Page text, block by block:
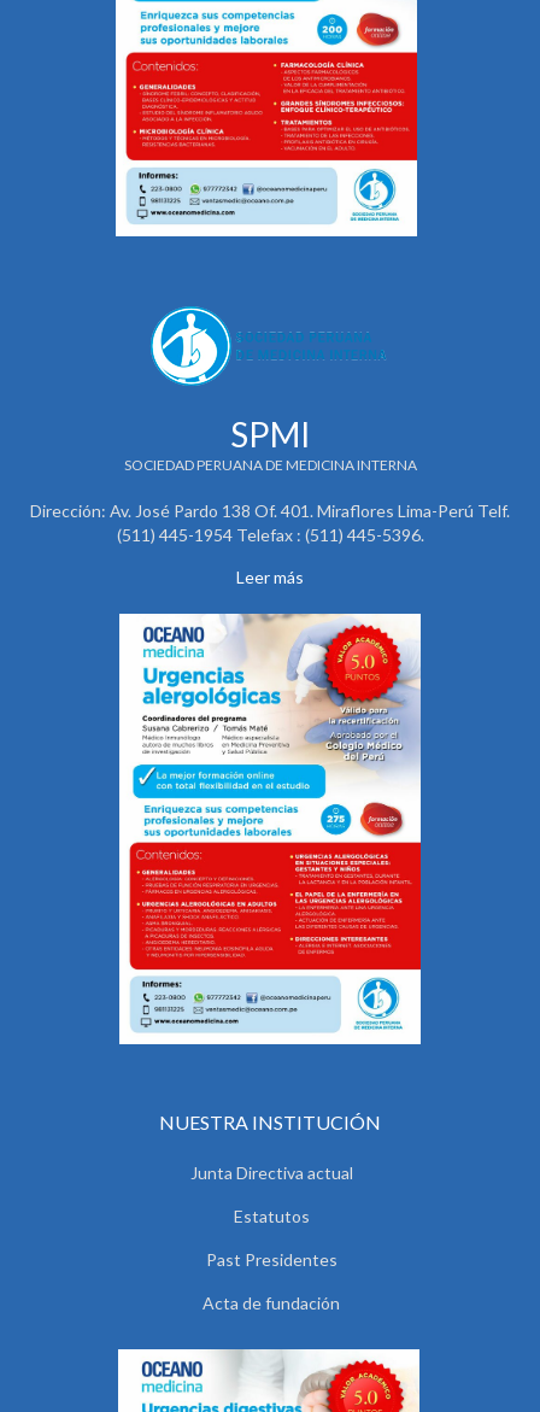
SPMI
SOCIEDAD PERUANA DE MEDICINA INTERNA
Dirección: Av. José Pardo 138 Of. 401. Miraflores Lima-Perú Telf.
(511) 445-1954 Telefax : (511) 445-5396.
Leer más
NUESTRA INSTITUCIÓN
Junta Directiva actual
Estatutos
Past Presidentes
Acta de fundación